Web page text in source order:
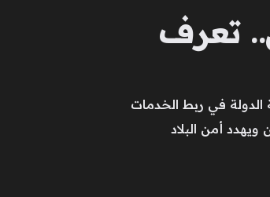
تعرف
الدولة في ربط الخدمات
ويهدد أمن البلاد